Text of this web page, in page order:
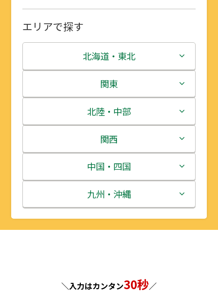
エリアで探す
北海道・東北
北海道
青森県
岩手県
宮城県
秋田県
山形県
関東
茨城県
栃木県
群馬県
埼玉県
千葉県
北陸・中部
新潟県
富山県
石川県
福井県
関西
三重県
滋賀県
京都府
中国・四国
鳥取県
島根県
九州・沖縄
福岡県
＼入力はカンタン30秒／